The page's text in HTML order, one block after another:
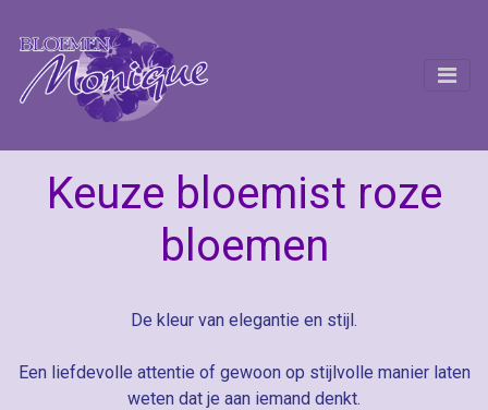
Keuze bloemist roze
bloemen
De kleur van elegantie en stijl.
Een liefdevolle attentie of gewoon op stijlvolle manier laten
weten dat je aan iemand denkt.